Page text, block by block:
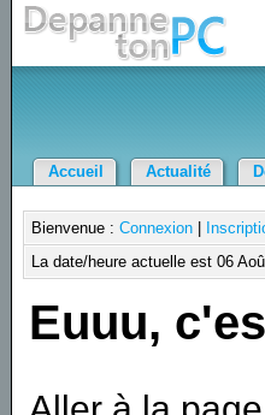
Accueil Actualité
Bienvenue :Connexion
La date/heure actuelle est 06
Euuu,